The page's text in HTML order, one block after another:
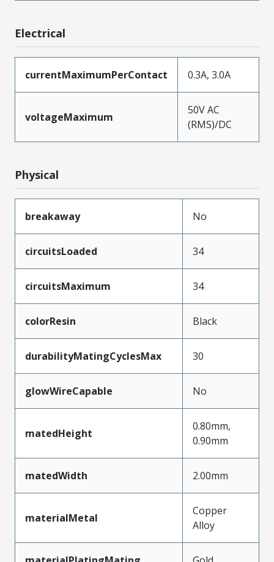
Electrical
currentMaximumPerContact 0.3A, 3.0A
voltageMaximum
50V AC
(RMS)/DC
Physical
breakaway No
circuitsLoaded 34
circuitsMaximum 34
colorResin Black
durabilityMatingCyclesMax 30
glowWireCapable No
matedHeight
0.80mm,
0.90mm
matedWidth 2.00mm
materialMetal
Copper
Alloy